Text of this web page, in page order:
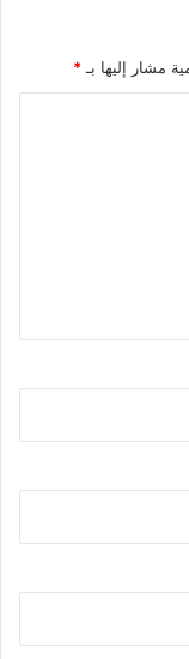
مشار إليها بـ *